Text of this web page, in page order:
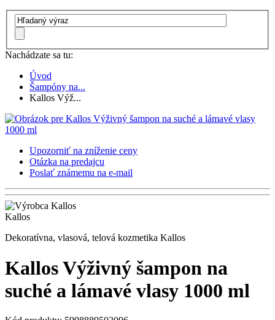
Nachádzate sa tu:
Úvod
Šampóny na...
Kallos Výž...
Upozorniť na zníženie ceny
Otázka na predajcu
Poslať známemu na e-mail
Kallos
Dekoratívna, vlasová, telová kozmetika Kallos
Kallos Výživný šampon na
suché a lámavé vlasy 1000 ml